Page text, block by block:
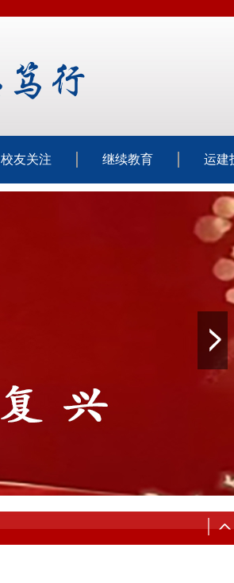
校友关注 继续教育 运建